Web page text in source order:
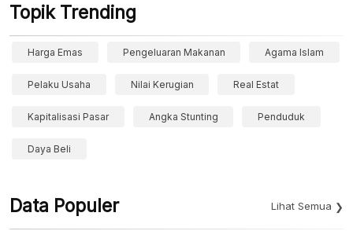
Topik Trending
Harga Emas Pengeluaran Makanan Agama Islam
Pelaku Usaha Nilai Kerugian Real Estat
Kapitalisasi Pasar Angka Stunting Penduduk
Daya Beli
Data Populer Lihat Semua